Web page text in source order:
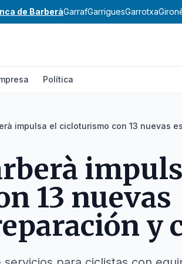
de BarberàGarrafGarriguesGarrotxa
Política
impulsa el cicloturismo con 13 nuevas
13 nuevas
y